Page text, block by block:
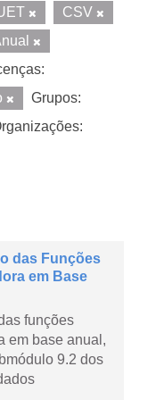
CSV
Grupos:
das Funções
em Base
funções
em base anual,
9.2 dos